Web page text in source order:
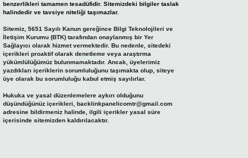
benzerlikleri tamamen tesadüfidir. Sitemizdeki bilgiler taslak
halindedir ve tavsiye niteliği taşımazlar.
Sitemiz, 5651 Sayılı Kanun gereğince Bilgi Teknolojileri ve
İletişim Kurumu (BTK) tarafından onaylanmış bir Yer
Sağlayıcı olarak hizmet vermektedir. Bu nedenle, sitedeki
içerikleri proaktif olarak denetleme veya araştırma
yükümlülüğümüz bulunmamaktadır. Ancak, üyelerimiz
yazdıkları içeriklerin sorumluluğunu taşımakta olup, siteye
üye olarak bu sorumluluğu kabul etmiş sayılırlar.
Hukuka ve yasal düzenlemelere aykırı olduğunu
düşündüğünüz içerikleri, backlinkpanelicomtr@gmail.com
adresine bildirmeniz halinde, ilgili içerikler yasal süre
içerisinde sitemizden kaldırılacaktır.